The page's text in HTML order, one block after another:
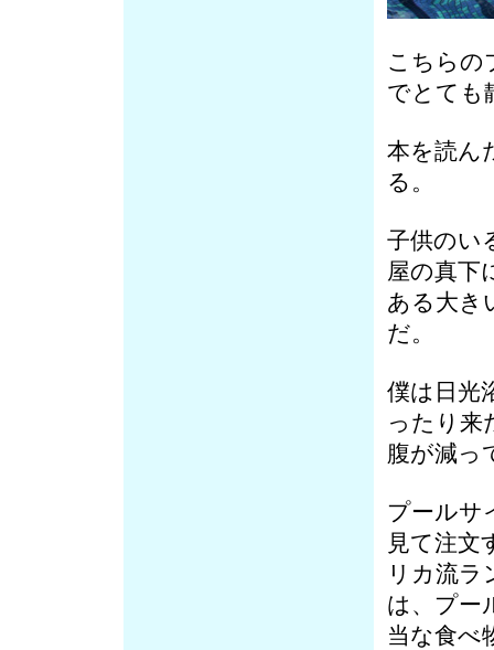
こちらの
でとても
本を読ん
る。
子供のい
屋の真下
ある大き
だ。
僕は日光
ったり来
腹が減っ
プールサ
見て注文
リカ流ラ
は、プー
当な食べ